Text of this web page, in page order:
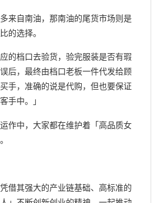
来自南油，那南油的尾货市场则是
的选择。
的档口去验货，验完服装是否有瑕
后，最终由档口老板一件代发给顾
手，准确的说是代购，但也要保证
手中。」
作中，大家都在维护着「高品质女
借其强大的产业链基础、高标准的